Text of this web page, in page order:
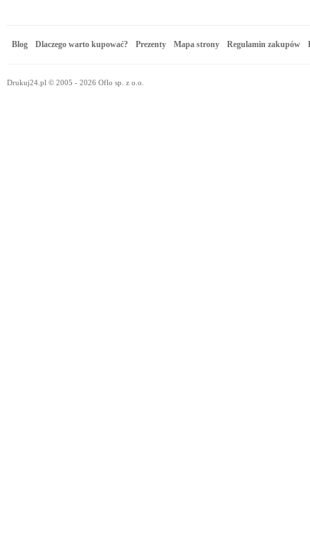
Blog Dlaczego warto kupować? Prezenty Mapa strony Regulamin zakupów
Drukuj24.pl © 2005 - 2026 Oflo sp. z o.o.